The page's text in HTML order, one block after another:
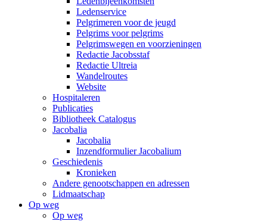
Ledenservice
Pelgrimeren voor de jeugd
Pelgrims voor pelgrims
Pelgrimswegen en voorzieningen
Redactie Jacobsstaf
Redactie Ultreia
Wandelroutes
Website
Hospitaleren
Publicaties
Bibliotheek Catalogus
Jacobalia
Jacobalia
Inzendformulier Jacobalium
Geschiedenis
Kronieken
Andere genootschappen en adressen
Lidmaatschap
Op weg
Op weg